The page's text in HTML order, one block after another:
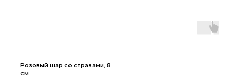
Розовый шар со стразами, 8
см